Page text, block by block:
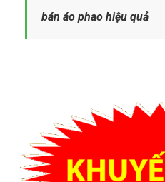
bán áo phao hiệu quả